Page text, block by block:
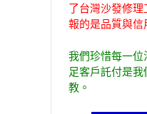
了台灣沙發修
報的是品質與信
我們珍惜每一
足客戶託付是
教。